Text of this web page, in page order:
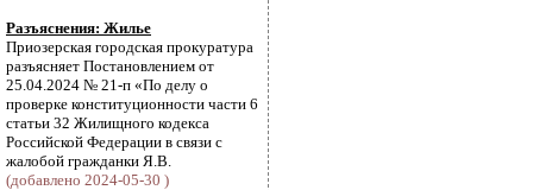
Разъяснения: Жилье
Приозерская городская прокуратура
разъясняет Постановлением от
25.04.2024 № 21-п «По делу о
проверке конституционности части 6
статьи 32 Жилищного кодекса
Российской Федерации в связи с
жалобой гражданки Я.В.
(добавлено 2024-05-30 )